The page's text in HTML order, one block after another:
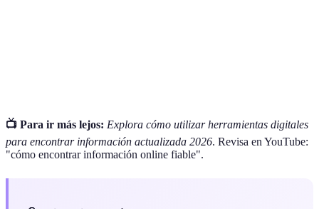
📺 Para ir más lejos: Explora cómo utilizar herramientas digitales
para encontrar información actualizada 2026. Revisa en YouTube:
"cómo encontrar información online fiable".